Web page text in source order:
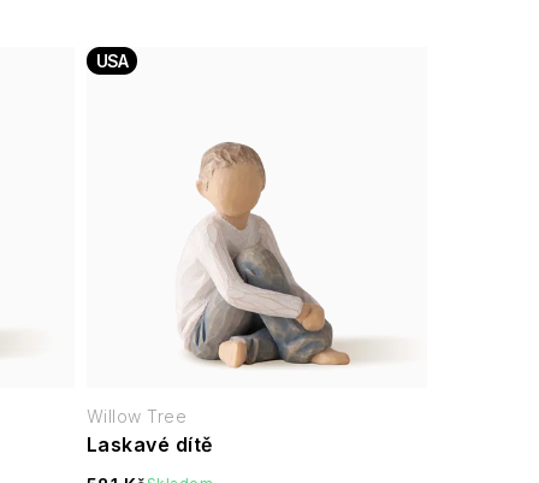
USA
Laskavé dítě
Willow Tree